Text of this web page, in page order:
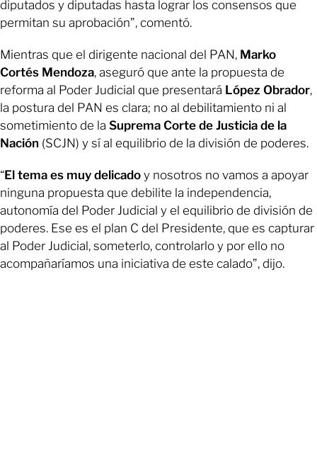
diputados y diputadas hasta lograr los consensos que
permitan su aprobación”, comentó.
Mientras que el dirigente nacional del PAN, Marko
Cortés Mendoza, aseguró que ante la propuesta de
reforma al Poder Judicial que presentará López Obrador,
la postura del PAN es clara; no al debilitamiento ni al
sometimiento de la Suprema Corte de Justicia de la
Nación (SCJN) y sí al equilibrio de la división de poderes.
“El tema es muy delicado y nosotros no vamos a apoyar
ninguna propuesta que debilite la independencia,
autonomía del Poder Judicial y el equilibrio de división de
poderes. Ese es el plan C del Presidente, que es capturar
al Poder Judicial, someterlo, controlarlo y por ello no
acompañaríamos una iniciativa de este calado”, dijo.